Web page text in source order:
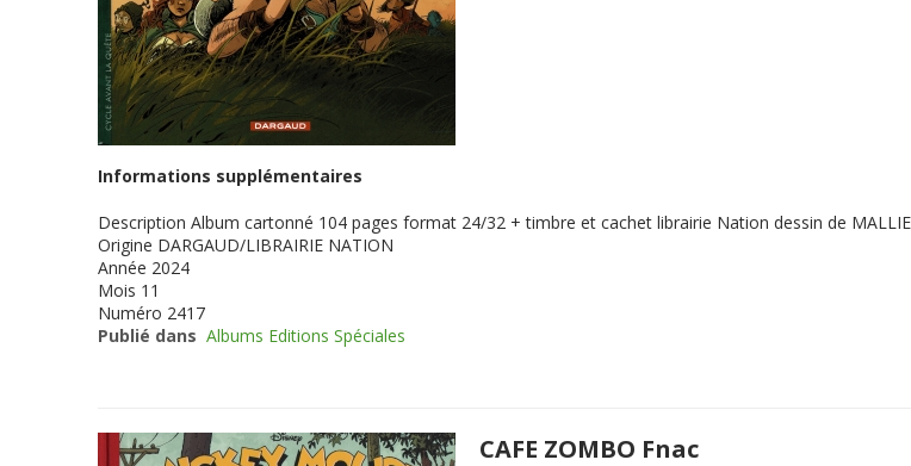
Informations supplémentaires
Description Album cartonné 104 pages format 24/32 + timbre et cachet librairie Nation dessin de
Origine DARGAUD/LIBRAIRIE NATION
Année 2024
Mois 11
Numéro 2417
Publié dans Albums Editions Spéciales
CAFE ZOMBO Fnac